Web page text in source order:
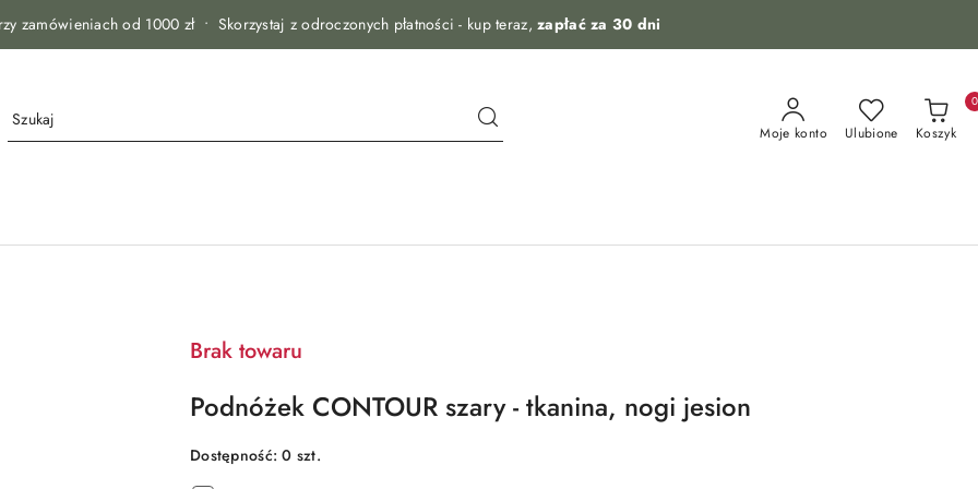
zamówieniach od 1000 zł • Skorzystaj z odroczonych płatności - kup teraz, zapłać za 30 dni
Moje konto Ulubione Koszyk
0
Brak towaru
Podnóżek CONTOUR szary - tkanina, nogi jesion
Dostępność:0 szt.